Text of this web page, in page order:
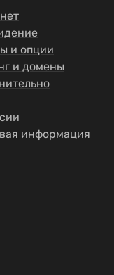
и опции
и домены
информация